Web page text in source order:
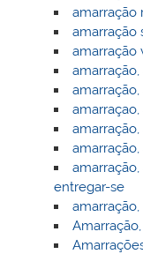
amarração
amarração
amarração
entregar-se